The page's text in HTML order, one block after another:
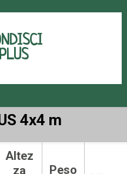
4x4 m
Altez
za
Peso